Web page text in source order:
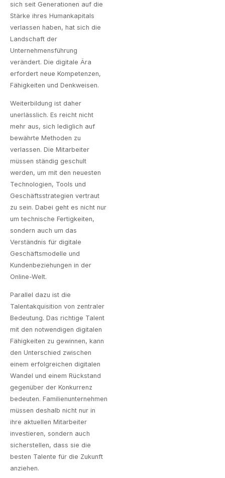
sich seit Generationen auf die
Stärke ihres Humankapitals
verlassen haben, hat sich die
Landschaft der
Unternehmensführung
verändert. Die digitale Ära
erfordert neue Kompetenzen,
Fähigkeiten und Denkweisen.
Weiterbildung ist daher
unerlässlich. Es reicht nicht
mehr aus, sich lediglich auf
bewährte Methoden zu
verlassen. Die Mitarbeiter
müssen ständig geschult
werden, um mit den neuesten
Technologien, Tools und
Geschäftsstrategien vertraut
zu sein. Dabei geht es nicht nur
um technische Fertigkeiten,
sondern auch um das
Verständnis für digitale
Geschäftsmodelle und
Kundenbeziehungen in der
Online-Welt.
Parallel dazu ist die
Talentakquisition von zentraler
Bedeutung. Das richtige Talent
mit den notwendigen digitalen
Fähigkeiten zu gewinnen, kann
den Unterschied zwischen
einem erfolgreichen digitalen
Wandel und einem Rückstand
gegenüber der Konkurrenz
bedeuten. Familienunternehmen
müssen deshalb nicht nur in
ihre aktuellen Mitarbeiter
investieren, sondern auch
sicherstellen, dass sie die
besten Talente für die Zukunft
anziehen.